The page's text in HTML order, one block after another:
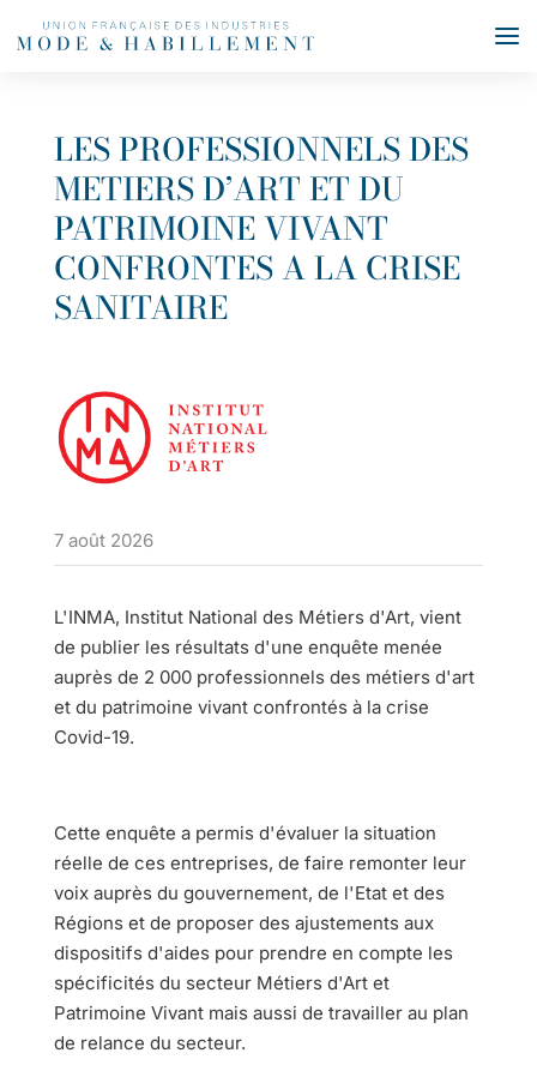
LES PROFESSIONNELS DES
METIERS D’ART ET DU
PATRIMOINE VIVANT
CONFRONTES A LA CRISE
SANITAIRE
7 août 2026
L'INMA, Institut National des Métiers d'Art, vient
de publier les résultats d'une enquête menée
auprès de 2 000 professionnels des métiers d'art
et du patrimoine vivant confrontés à la crise
Covid-19.
Cette enquête a permis d'évaluer la situation
réelle de ces entreprises, de faire remonter leur
voix auprès du gouvernement, de l'Etat et des
Régions et de proposer des ajustements aux
dispositifs d'aides pour prendre en compte les
spécificités du secteur Métiers d'Art et
Patrimoine Vivant mais aussi de travailler au plan
de relance du secteur.